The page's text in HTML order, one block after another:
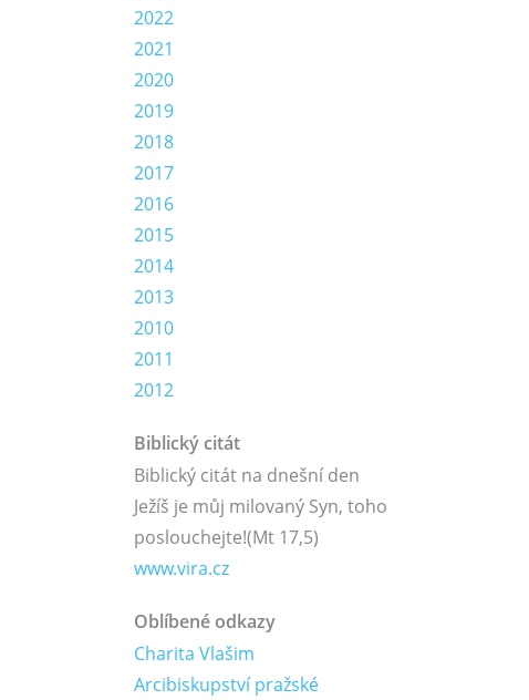
2022
2021
2020
2019
2018
2017
2016
2015
2014
2013
2010
2011
2012
Biblický citát
Biblický citát na dnešní den
Ježíš je můj milovaný Syn, toho
poslouchejte!(Mt 17,5)
www.vira.cz
Oblíbené odkazy
Charita Vlašim
Arcibiskupství pražské